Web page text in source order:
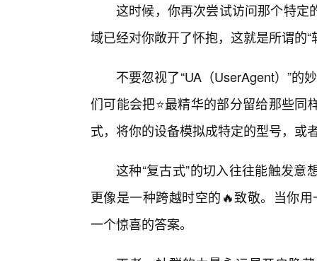
这时候，你再次尝试访问那个特定
域已经对你敞开了怀抱，这就是所谓的“
不要忽视了“UA（UserAgent）”的
们可能会把⭐最精华的部分留给那些
式，将你的设备模拟成特定的型号，或
这种“复古式”的切入往往能触发
更像是一种跨越时空的🔥致敬。当你
一个惊喜的答案。